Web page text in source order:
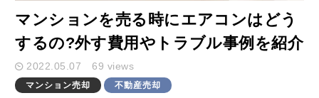
キーワード検索
マンションを売る時にエアコンはどう
するの?外す費用やトラブル事例を紹介
2022.05.07 69 views
マンション売却 不動産売却